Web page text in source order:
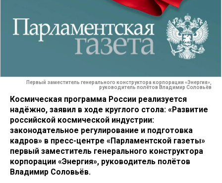
Первый заместитель генерального конструктора корпорации «Энергия»,
руководитель полётов Владимир Соловьёв
Космическая программа России реализуется
надёжно, заявил в ходе круглого стола: «Развитие
российской космической индустрии:
законодательное регулирование и подготовка
кадров» в пресс-центре «Парламентской газеты»
первый заместитель генерального конструктора
корпорации «Энергия», руководитель полётов
Владимир Соловьёв.